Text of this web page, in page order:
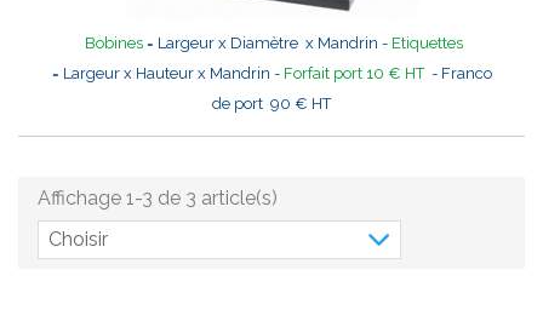
Bobines = Largeur x Diamètre x Mandrin - Etiquettes
= Largeur x Hauteur x Mandrin - Forfait port 10 € HT- Franco
de port 90 € HT
Choisir
Affichage 1-3 de 3 article(s)